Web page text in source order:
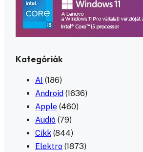
Kategóriák
AI (186)
Android (1636)
Apple (460)
Audió (79)
Cikk (844)
Elektro (1873)